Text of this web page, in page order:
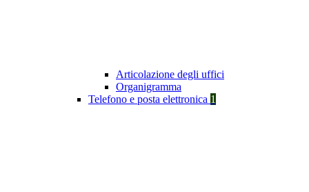
Articolazione degli uffici
Organigramma
Telefono e posta elettronica 1